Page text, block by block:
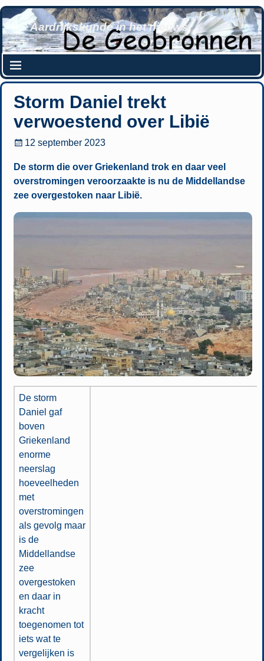
Aardrijkskunde in het nieuws
Storm Daniel trekt
verwoestend over Libië
12 september 2023
De storm die over Griekenland trok en daar veel
overstromingen veroorzaakte is nu de Middellandse
zee overgestoken naar Libië.
De storm
Daniel gaf
boven
Griekenland
enorme
neerslag
hoeveelheden
met
overstromingen
als gevolg maar
is de
Middellandse
zee
overgestoken
en daar in
kracht
toegenomen tot
iets wat te
vergelijken is